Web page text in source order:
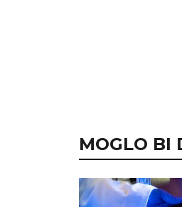
MOGLO BI